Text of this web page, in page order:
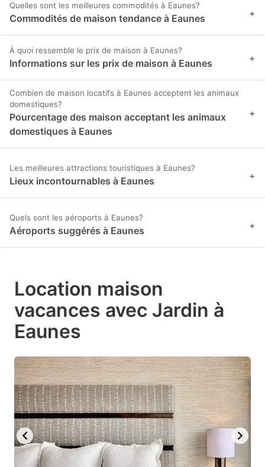
Quelles sont les meilleures commodités à Eaunes?
Commodités de maison tendance à Eaunes +
À quoi ressemble le prix de maison à Eaunes?
Informations sur les prix de maison à Eaunes +
Combien de maison locatifs à Eaunes acceptent les animaux
domestiques?
Pourcentage des maison acceptant les animaux
domestiques à Eaunes
+
Les meilleures attractions touristiques à Eaunes?
Lieux incontournables à Eaunes +
Quels sont les aéroports à Eaunes?
Aéroports suggérés à Eaunes +
Location maison
vacances avec Jardin à
Eaunes